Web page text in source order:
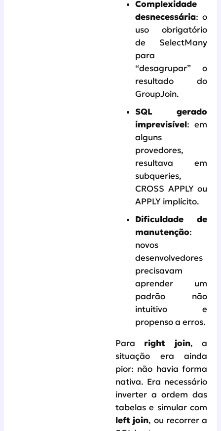
Complexidade
desnecessária: o
uso obrigatório
de SelectMany
para
“desagrupar” o
resultado do
GroupJoin.
SQL gerado
imprevisível: em
alguns
provedores,
resultava em
subqueries,
CROSS APPLY ou
APPLY implícito.
Dificuldade de
manutenção:
novos
desenvolvedores
precisavam
aprender um
padrão não
intuitivo e
propenso a erros.
Para right join, a
situação era ainda
pior: não havia forma
nativa. Era necessário
inverter a ordem das
tabelas e simular com
left join, ou recorrer a